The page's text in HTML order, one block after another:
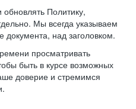
Политику,
Мы всегда указываем
документа, над заголовком.
просматривать
быть в курсе возможных
доверие и стремимся